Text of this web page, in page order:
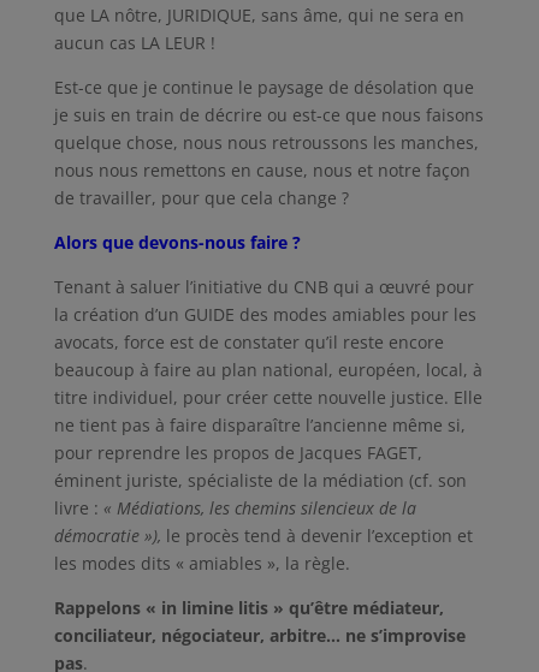
que LA nôtre, JURIDIQUE, sans âme, qui ne sera en
aucun cas LA LEUR !
Est-ce que je continue le paysage de désolation que
je suis en train de décrire ou est-ce que nous faisons
quelque chose, nous nous retroussons les manches,
nous nous remettons en cause, nous et notre façon
de travailler, pour que cela change ?
Alors que devons-nous faire ?
Tenant à saluer l’initiative du CNB qui a œuvré pour
la création d’un GUIDE des modes amiables pour les
avocats, force est de constater qu’il reste encore
beaucoup à faire au plan national, européen, local, à
titre individuel, pour créer cette nouvelle justice. Elle
ne tient pas à faire disparaître l’ancienne même si,
pour reprendre les propos de Jacques FAGET,
éminent juriste, spécialiste de la médiation (cf. son
livre : « Médiations, les chemins silencieux de la
démocratie »), le procès tend à devenir l’exception et
les modes dits « amiables », la règle.
Rappelons « in limine litis » qu’être médiateur,
conciliateur, négociateur, arbitre… ne s’improvise
pas.